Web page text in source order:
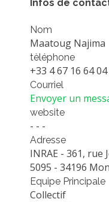
IMPLANTATIONS
PROJETS EN COURS
PROJETS TERMINÉS
NOS RÉSEAUX
SÉMINAIRES RÉGULIERS
FORMATION
INGÉNIEUR
FORMATION CONTINUE
Infos de
Nom
Maatoug Najima
tèléphone
+33 4 67 16 64 04
Courriel
Envoyer un
website
- - -
Adresse
INRAE - 361, rue
5095 - 34196
Equipe Principale
Collectif